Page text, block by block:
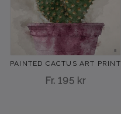
PAINTED CACTUS ART PRINT
Fr. 195 kr